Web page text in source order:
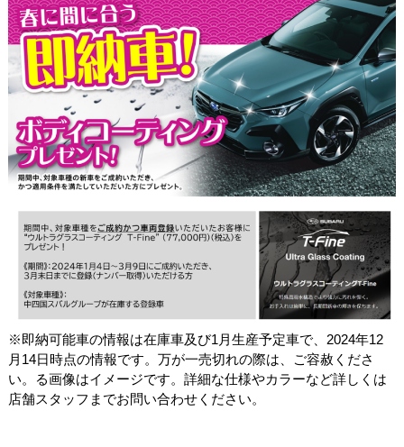
※即納可能車の情報は在庫車及び1月生産予定車で、2024年12
月14日時点の情報です。万が一売切れの際は、ご容赦くださ
い。る画像はイメージです。詳細な仕様やカラーなど詳しくは
店舗スタッフまでお問い合わせください。